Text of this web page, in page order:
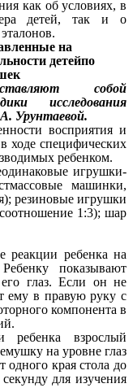
как об условиях, в
детей, так и о
на
детейпо
собой
исследования
Урунтаевой.
восприятия и
ходе специфических
ребенком.
игрушки-
машинки,
резиновые игрушки
1:3); шар
реакции ребенка на
показывают
глаз. Если он не
ему в правую руку с
компонента в
ребенка взрослый
на уровне глаз
одного края стола до
для изучения